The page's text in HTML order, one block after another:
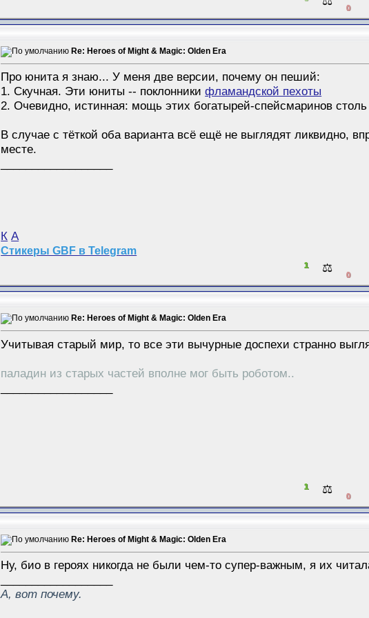
0
Re: Heroes of Might & Magic: Olden Era
Про юнита я знаю... У меня две версии, почему он пеший:
1. Скучная. Эти юниты -- поклонникифламандской пехоты
2. Очевидно, истинная: мощь этих богатырей-спейсмаринов
В случае с тёткой оба варианта всё ещё не выглядят ликвидно,
месте.
К А
Стикеры GBF в Telegram
1 ⚖️ 0
Re: Heroes of Might & Magic: Olden Era
Учитывая старый мир, то все эти вычурные доспехи странно
паладин из старых частей вполне мог быть роботом..
1 ⚖️ 0
Re: Heroes of Might & Magic: Olden Era
Ну, био в героях никогда не были чем-то супер-важным, я их
А, вот почему.